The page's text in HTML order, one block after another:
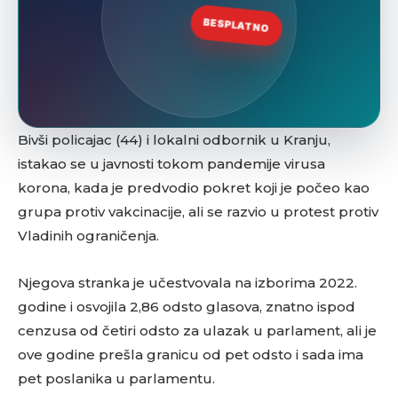
Bivši policajac (44) i lokalni odbornik u Kranju,
istakao se u javnosti tokom pandemije virusa
korona, kada je predvodio pokret koji je počeo kao
grupa protiv vakcinacije, ali se razvio u protest protiv
Vladinih ograničenja.
Njegova stranka je učestvovala na izborima 2022.
godine i osvojila 2,86 odsto glasova, znatno ispod
cenzusa od četiri odsto za ulazak u parlament, ali je
ove godine prešla granicu od pet odsto i sada ima
pet poslanika u parlamentu.